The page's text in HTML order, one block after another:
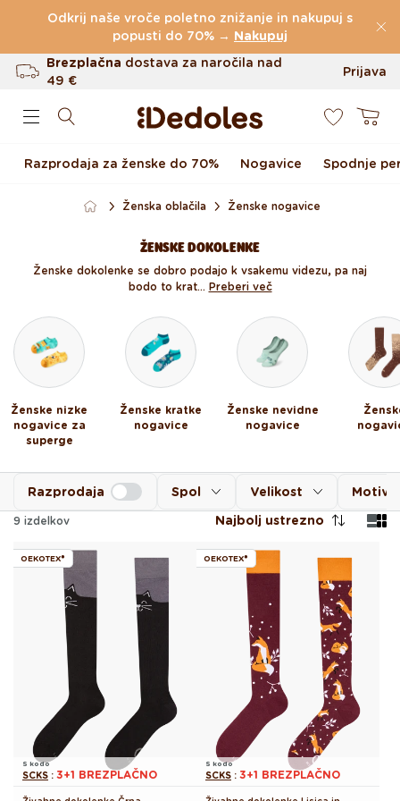
Preskoči na vsebino
Odkrij naše vroče poletno znižanje in nakupuj s
popusti do 70% → Nakupuj
(60.231 Ocen)
Brezplačna dostava za naročila nad
49 €
Do 100 dni za vračilo
Prijava
Košarica
Razprodaja za ženske do 70% Nogavice Spodnje
Ženska oblačila Ženske nogavice
ŽENSKE DOKOLENKE
Ženske dokolenke se dobro podajo k vsakemu videzu, pa naj
bodo to krat... Preberi več
Ženske nizke
nogavice za
superge
Ženske kratke
nogavice
Ženske nevidne
nogavice
Spol Velikost Motiv
Razprodaja
9 izdelkov Najbolj ustrezno
OEKOTEX®
S kodo
SCKS : 3+1 BREZPLAČNO
OEKOTEX®
S kodo
SCKS : 3+1 BREZPLAČNO